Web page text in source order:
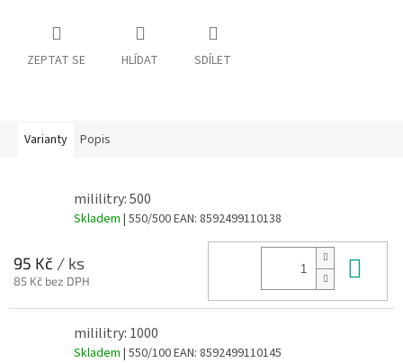
ZEPTAT SE HLÍDAT SDÍLET
Varianty Popis
mililitry: 500
Skladem | 550/500EAN: 8592499110138
95 Kč / ks
85 Kč bez DPH
mililitry: 1000
Skladem | 550/100EAN: 8592499110145